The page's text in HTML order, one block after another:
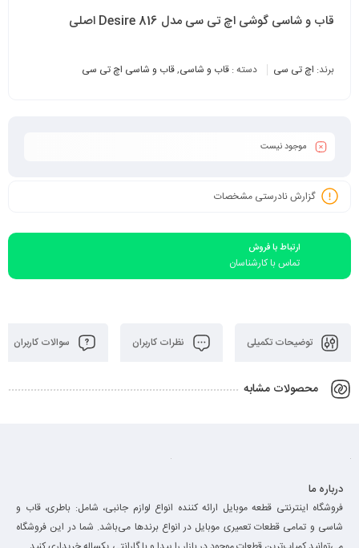
قاب و شاسی گوشی اچ تی سی مدل Desire 816 اصلی
برند: اچ تی سی دسته : قاب و شاسی,قاب و شاسی اچ تی سی
موجود نیست
گزارش نادرستی مشخصات
ارتباط با فروش
تماس با کارشناسان
توضیحات تکمیلی نظرات کاربران سوالات کاربران
محصولات مشابه
درباره ما
فروشگاه اینترنتی قطعه موبایل ارائه کننده انواع لوازم جانبی، شامل: باطری، قاب و
شاسی و تمامی قطعات تعمیری موبایل در انواع برند‌ها می‌باشد. شما در این فروشگاه